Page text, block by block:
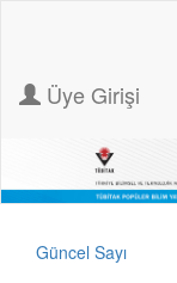
Üye Girişi
Güncel Sayı